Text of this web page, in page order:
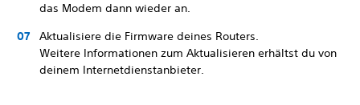
das Modem dann wieder an.
Aktualisiere die Firmware deines Routers.
Weitere Informationen zum Aktualisieren erhältst du von
deinem Internetdienstanbieter.